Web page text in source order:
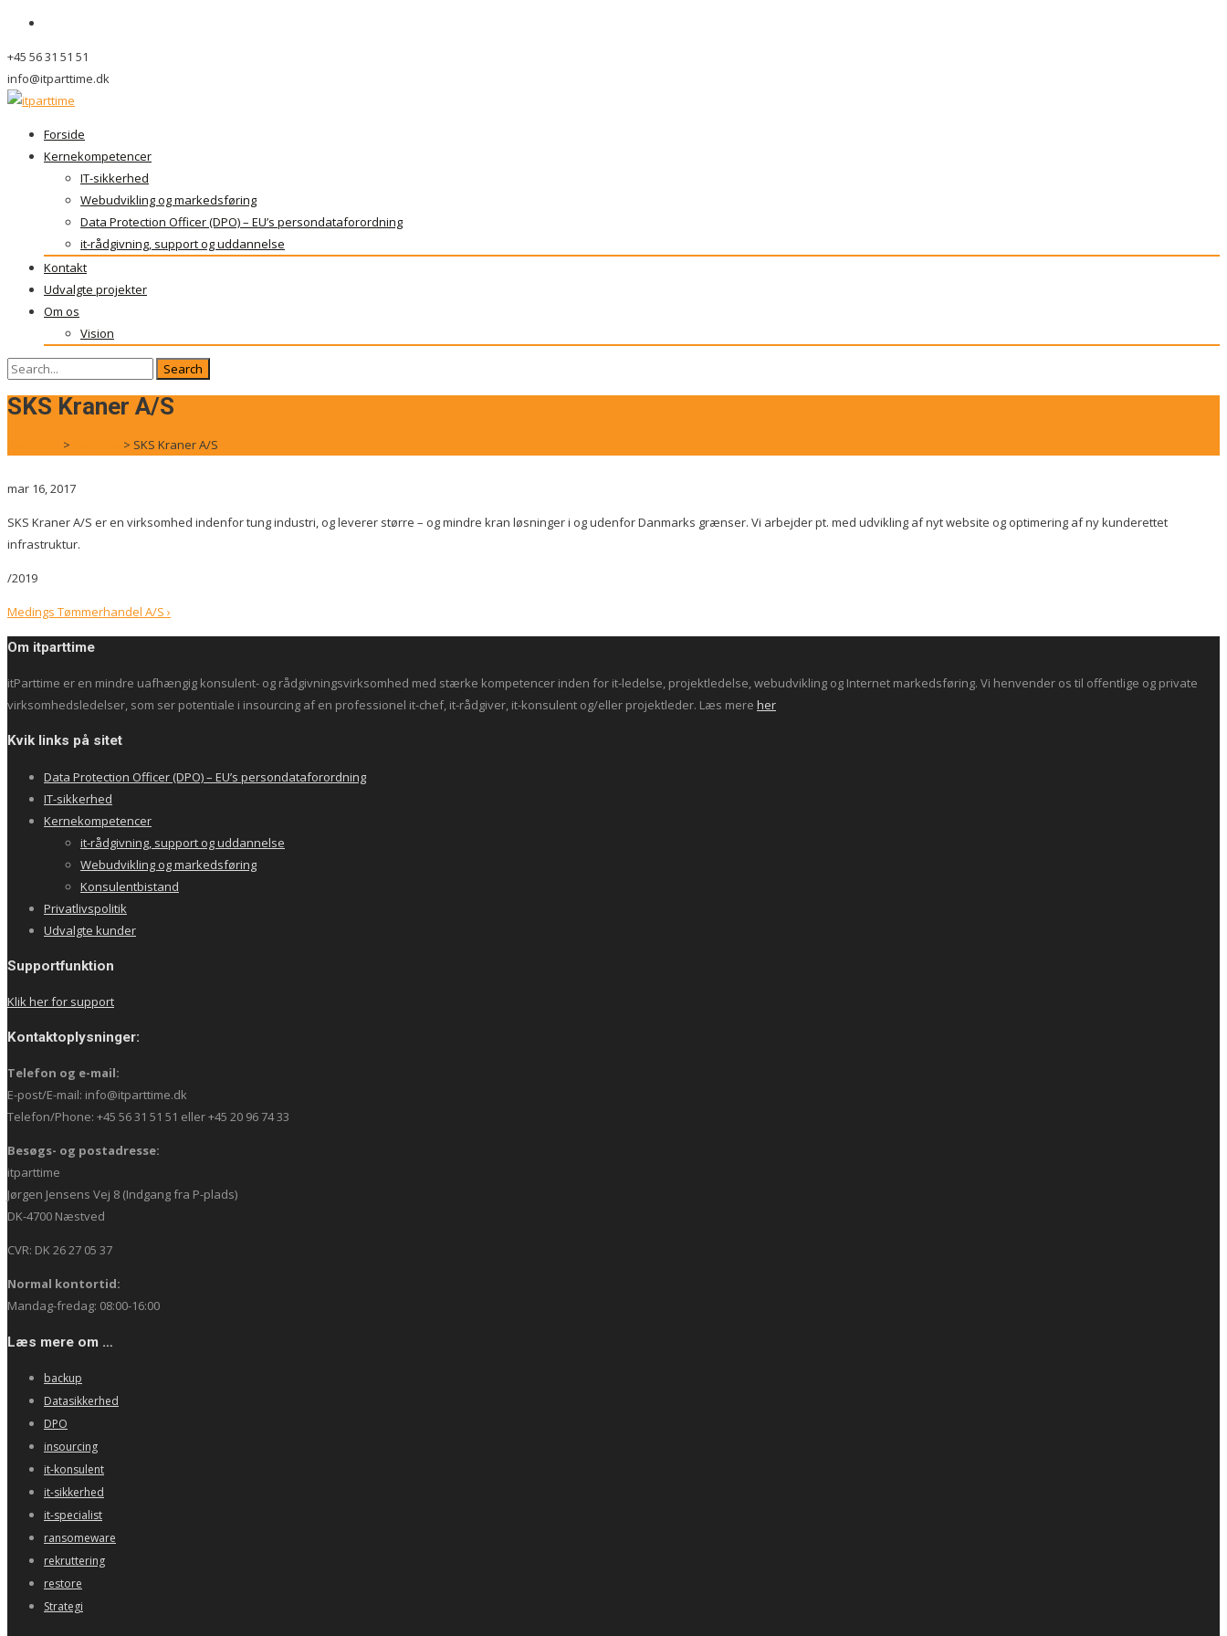
+45 56 31 51 51
info@itparttime.dk
Skip
Forside
Kernekompetencer
IT-sikkerhed
Webudvikling og markedsføring
Data Protection Officer (DPO) – EU’s persondataforordning
it-rådgivning, support og uddannelse
Kontakt
Udvalgte projekter
Om os
Vision
Search
SKS Kraner A/S
> > SKS Kraner A/S
mar 16, 2017
SKS Kraner A/S er en virksomhed indenfor tung industri, og leverer større – og mindre kran løsninger i og udenfor Danmarks grænser. Vi arbejder pt. med udvikling af nyt website og optimering af ny kunderettet
infrastruktur.
/2019
Post
navigation
Medings Tømmerhandel A/S ›
Om itparttime
itParttime er en mindre uafhængig konsulent- og rådgivningsvirksomhed med stærke kompetencer inden for it-ledelse, projektledelse, webudvikling og Internet markedsføring. Vi henvender os til offentlige og private
virksomhedsledelser, som ser potentiale i insourcing af en professionel it-chef, it-rådgiver, it-konsulent og/eller projektleder. Læs mere her
Kvik links på sitet
Data Protection Officer (DPO) – EU’s persondataforordning
IT-sikkerhed
Kernekompetencer
it-rådgivning, support og uddannelse
Webudvikling og markedsføring
Konsulentbistand
Privatlivspolitik
Udvalgte kunder
Supportfunktion
Klik her for support
Kontaktoplysninger:
Telefon og e-mail:
E-post/E-mail: info@itparttime.dk
Telefon/Phone: +45 56 31 51 51 eller +45 20 96 74 33
Besøgs- og postadresse:
itparttime
Jørgen Jensens Vej 8 (Indgang fra P-plads)
DK-4700 Næstved
CVR: DK 26 27 05 37
Normal kontortid:
Mandag-fredag: 08:00-16:00
Læs mere om …
backup
Datasikkerhed
DPO
insourcing
it-konsulent
it-sikkerhed
it-specialist
ransomeware
rekruttering
restore
Strategi